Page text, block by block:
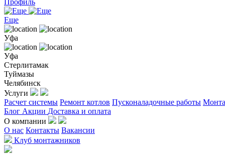
Профиль
Еще
Уфа
Уфа
Стерлитамак
Туймазы
Челябинск
Услуги
Расчет системы Ремонт котлов Пусконаладочные работы
Блог Акции Доставка и оплата
О компании
О нас Контакты Вакансии
Клуб монтажников